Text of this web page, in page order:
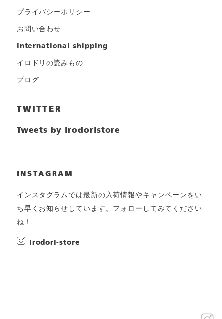
プライバシーポリシー
お問い合わせ
international shipping
イロドリの読みもの
ブログ
TWITTER
Tweets by irodoristore
INSTAGRAM
インスタグラムでは最新の入荷情報やキャンペーンをい
ち早くお知らせしています。フォローしてみてください
ね！
irodori-store